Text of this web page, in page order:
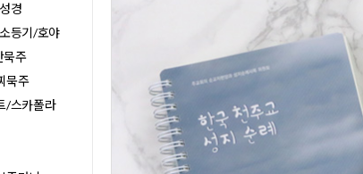
경
등기/호야
주
묵주
/스카폴라